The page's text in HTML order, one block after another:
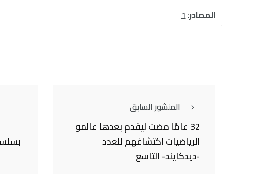
المصادر:1
المنشور السابق
32 عامًا مضت ليقدم بعدها عالمو
الرياضيات اكتشافهم للعدد
-ديدكايند- التاسع